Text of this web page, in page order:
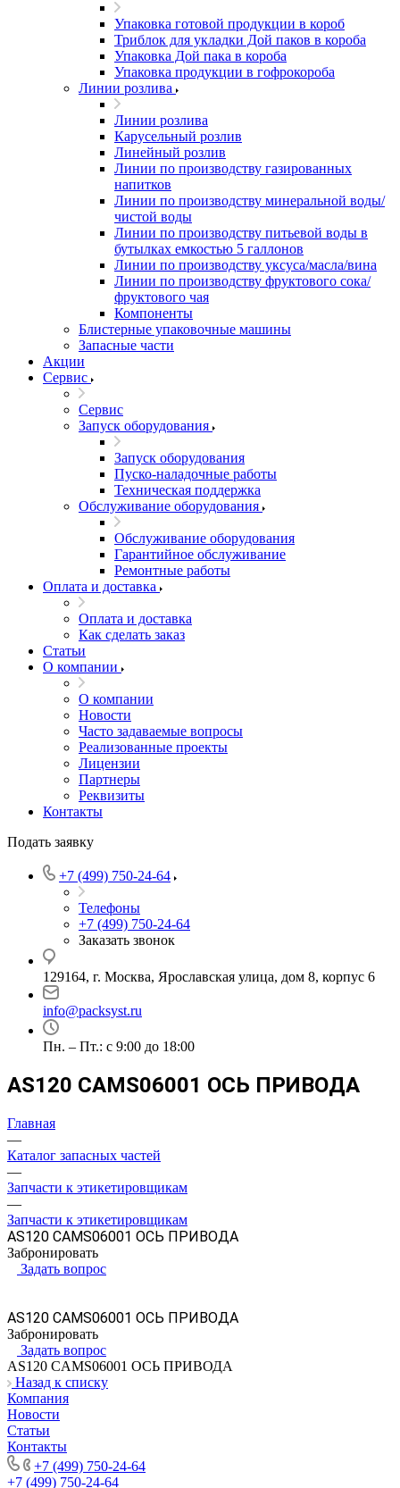
Упаковка готовой продукции в короб
Триблок для укладки Дой паков в короба
Упаковка Дой пака в короба
Упаковка продукции в гофрокороба
Линии розлива
Линии розлива
Карусельный розлив
Линейный розлив
Линии по производству газированных
напитков
Линии по производству минеральной воды/
чистой воды
Линии по производству питьевой воды в
бутылках емкостью 5 галлонов
Линии по производству уксуса/масла/вина
Линии по производству фруктового сока/
фруктового чая
Компоненты
Блистерные упаковочные машины
Запасные части
Акции
Сервис
Сервис
Запуск оборудования
Запуск оборудования
Пуско-наладочные работы
Техническая поддержка
Обслуживание оборудования
Обслуживание оборудования
Гарантийное обслуживание
Ремонтные работы
Оплата и доставка
Оплата и доставка
Как сделать заказ
Статьи
О компании
О компании
Новости
Часто задаваемые вопросы
Реализованные проекты
Лицензии
Партнеры
Реквизиты
Контакты
Подать заявку
+7 (499) 750-24-64
Телефоны
+7 (499) 750-24-64
Заказать звонок
129164, г. Москва, Ярославская улица, дом 8, корпус 6
info@packsyst.ru
Пн. – Пт.: с 9:00 до 18:00
AS120 CAMS06001 ОСЬ ПРИВОДА
Главная
—
Каталог запасных частей
—
Запчасти к этикетировщикам
—
Запчасти к этикетировщикам
AS120 CAMS06001 ОСЬ ПРИВОДА
Забронировать
Задать вопрос
AS120 CAMS06001 ОСЬ ПРИВОДА
Забронировать
Задать вопрос
AS120 CAMS06001 ОСЬ ПРИВОДА
Назад к списку
Компания
Новости
Статьи
Контакты
+7 (499) 750-24-64
+7 (499) 750-24-64